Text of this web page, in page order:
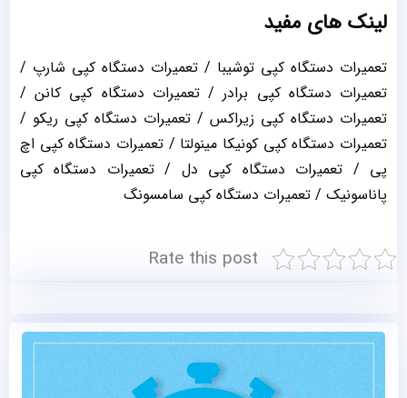
لینک های مفید
تعمیرات دستگاه کپی توشیبا / تعمیرات دستگاه کپی شارپ /
تعمیرات دستگاه کپی برادر/تعمیرات دستگاه کپی کانن/
تعمیرات دستگاه کپی زیراکس / تعمیرات دستگاه کپی ریکو /
تعمیرات دستگاه کپی کونیکا مینولتا / تعمیرات دستگاه کپی اچ
پی / تعمیرات دستگاه کپی دل /تعمیرات دستگاه کپی
پاناسونیک / تعمیرات دستگاه کپی سامسونگ
Rate this post